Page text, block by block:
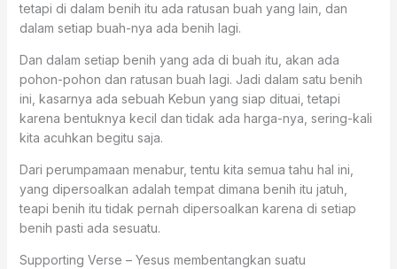
tetapi di dalam benih itu ada ratusan buah yang lain, dan
dalam setiap buah-nya ada benih lagi.
Dan dalam setiap benih yang ada di buah itu, akan ada
pohon-pohon dan ratusan buah lagi. Jadi dalam satu benih
ini, kasarnya ada sebuah Kebun yang siap dituai, tetapi
karena bentuknya kecil dan tidak ada harga-nya, sering-kali
kita acuhkan begitu saja.
Dari perumpamaan menabur, tentu kita semua tahu hal ini,
yang dipersoalkan adalah tempat dimana benih itu jatuh,
teapi benih itu tidak pernah dipersoalkan karena di setiap
benih pasti ada sesuatu.
Supporting Verse – Yesus membentangkan suatu